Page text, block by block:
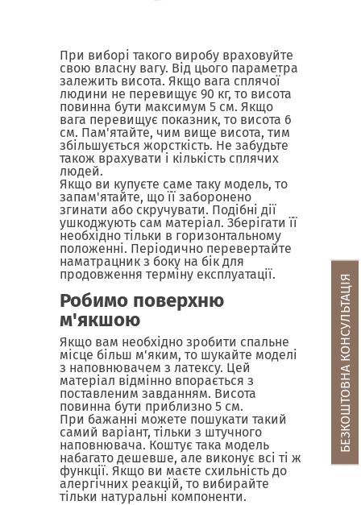
При виборі такого виробу враховуйте
свою власну вагу. Від цього параметра
залежить висота. Якщо вага сплячої
людини не перевищує 90 кг, то висота
повинна бути максимум 5 см. Якщо
вага перевищує показник, то висота 6
см. Пам'ятайте, чим вище висота, тим
збільшується жорсткість. Не забудьте
також врахувати і кількість сплячих
людей.
Якщо ви купуєте саме таку модель, то
запам'ятайте, що її заборонено
згинати або скручувати. Подібні дії
ушкоджують сам матеріал. Зберігати її
необхідно тільки в горизонтальному
положенні. Періодично перевертайте
наматрацник з боку на бік для
продовження терміну експлуатації.
Робимо поверхню
м'якшою
Якщо вам необхідно зробити спальне
місце більш м'яким, то шукайте моделі
з наповнювачем з латексу. Цей
матеріал відмінно впорається з
поставленим завданням. Висота
повинна бути приблизно 5 см.
При бажанні можете пошукати такий
самий варіант, тільки з штучного
наповнювача. Коштує така модель
набагато дешевше, але виконує всі ті ж
функції. Якщо ви маєте схильність до
алергічних реакцій, то вибирайте
тільки натуральні компоненти.
БЕЗКОШТОВНА КОНСУЛЬТАЦІЯ